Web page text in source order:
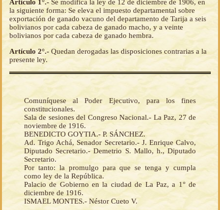
Artículo 1°.- Se modifica la ley de 12 de diciembre de 1906, en
la siguiente forma: Se eleva el impuesto departamental sobre
exportación de ganado vacuno del departamento de Tarija a seis
bolivianos por cada cabeza de ganado macho, y a veinte
bolivianos por cada cabeza de ganado hembra.
Artículo 2°.- Quedan derogadas las disposiciones contrarias a la
presente ley.
Comuníquese al Poder Ejecutivo, para los fines
constitucionales.
Sala de sesiones del Congreso Nacional.- La Paz, 27 de
noviembre de 1916.
BENEDICTO GOYTIA.- P. SÁNCHEZ.
Ad. Trigo Achá, Senador Secretario.- J. Enrique Calvo,
Diputado Secretario.- Demetrio S. Mallo, h., Diputado
Secretario.
Por tanto: la promulgo para que se tenga y cumpla
como ley de la República.
Palacio de Gobierno en la ciudad de La Paz, a 1° de
diciembre de 1916.
ISMAEL MONTES.- Néstor Cueto V.